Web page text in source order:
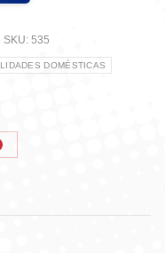
SKU: 535
DOMÉSTICAS